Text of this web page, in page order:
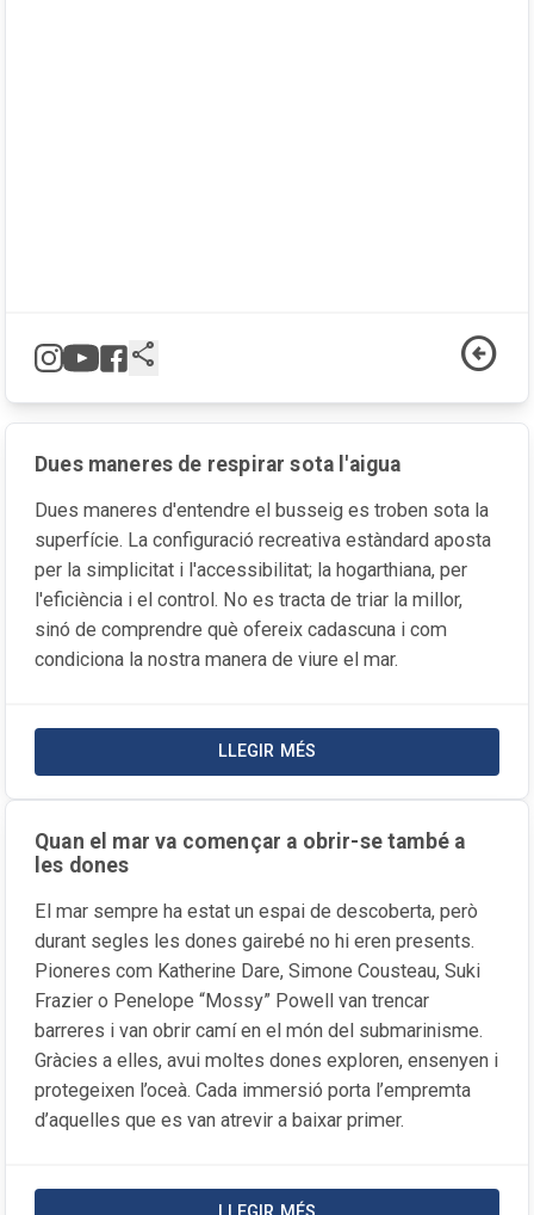
share arrow_circle_left
Dues maneres de respirar sota l'aigua
Dues maneres d'entendre el busseig es troben sota la
superfície. La configuració recreativa estàndard aposta
per la simplicitat i l'accessibilitat; la hogarthiana, per
l'eficiència i el control. No es tracta de triar la millor,
sinó de comprendre què ofereix cadascuna i com
condiciona la nostra manera de viure el mar.
LLEGIR MÉSSOBRE LA NOTÍCIA DUES
Quan el mar va començar a obrir-se també a
les dones
El mar sempre ha estat un espai de descoberta, però
durant segles les dones gairebé no hi eren presents.
Pioneres com Katherine Dare, Simone Cousteau, Suki
Frazier o Penelope “Mossy” Powell van trencar
barreres i van obrir camí en el món del submarinisme.
Gràcies a elles, avui moltes dones exploren, ensenyen i
protegeixen l’oceà. Cada immersió porta l’empremta
d’aquelles que es van atrevir a baixar primer.